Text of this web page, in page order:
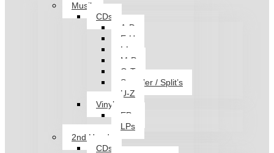
Musik
CDs
A-D
E-H
I-L
M-P
Q-T
Sampler / Split’s
U-Z
Vinyl
EPs
LPs
2nd Hand
CDs